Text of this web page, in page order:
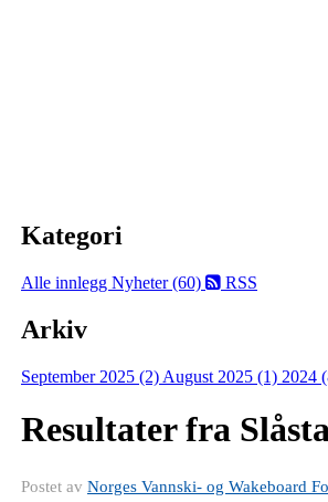
Kategori
Alle innlegg Nyheter (60) RSS
Arkiv
September 2025 (2) August 2025 (1) 2024
Resultater fra
Postet av Norges Vannski- og Wakeboard